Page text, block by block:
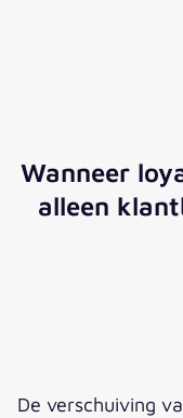
Wanneer
alleen
De verschuiving